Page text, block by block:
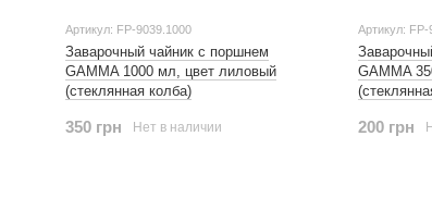
Артикул: FP-9039.1000
Заварочный чайник с поршнем
GAMMA 1000 мл, цвет лиловый
(стеклянная колба)
350 грн Нет в наличии
Артикул: FP-
GAMMA
200 грн